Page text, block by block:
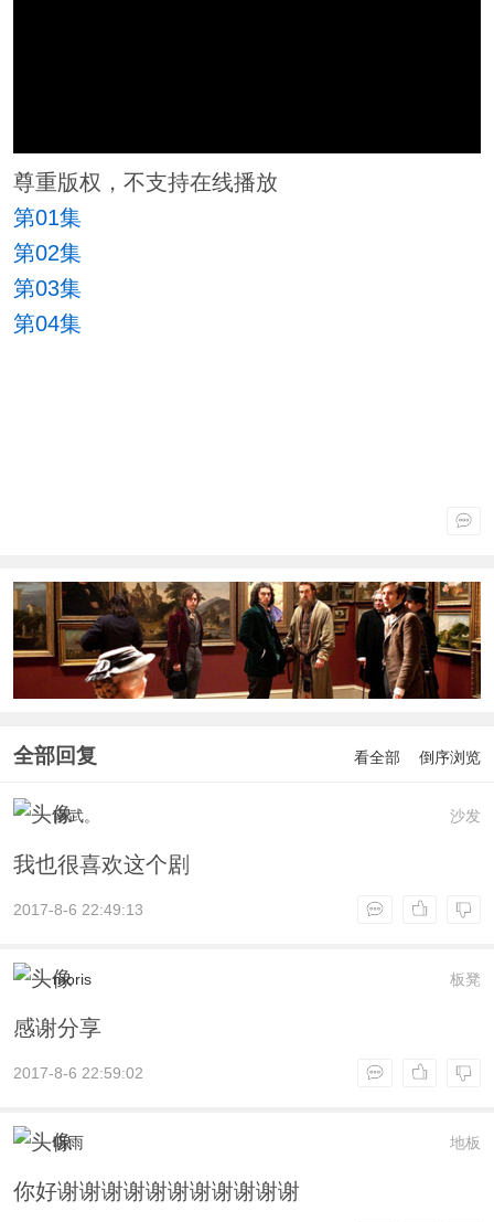
尊重版权，不支持在线播放
第01集
第02集
第03集
第04集
全部回复 看全部 倒序浏览
沙发
南武。
我也很喜欢这个剧
2017-8-6 22:49:13
板凳
moris
感谢分享
2017-8-6 22:59:02
地板
听雨
你好谢谢谢谢谢谢谢谢谢谢谢